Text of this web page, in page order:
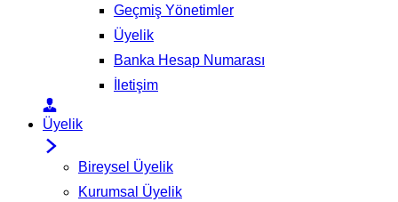
Geçmiş Yönetimler
Üyelik
Banka Hesap Numarası
İletişim
Üyelik
Bireysel Üyelik
Kurumsal Üyelik